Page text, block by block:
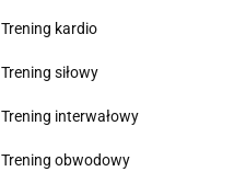
Trening kardio
Trening siłowy
Trening interwałowy
Trening obwodowy